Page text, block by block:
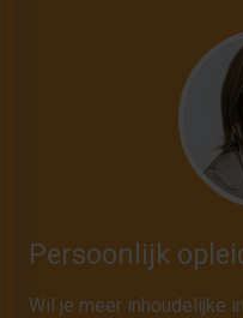
Persoonlijk
Wil je meer inhoudelijke